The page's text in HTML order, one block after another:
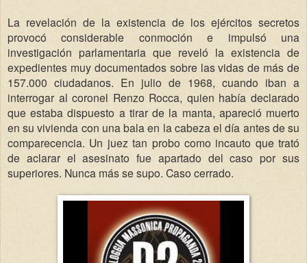
La revelación de la existencia de los ejércitos secretos
provocó considerable conmoción e impulsó una
investigación parlamentaria que reveló la existencia de
expedientes muy documentados sobre las vidas de más de
157.000 ciudadanos. En julio de 1968, cuando iban a
interrogar al coronel Renzo Rocca, quien había declarado
que estaba dispuesto a tirar de la manta, apareció muerto
en su vivienda con una bala en la cabezael día antes de su
comparecencia. Un juez tan probo como incauto que trató
de aclarar el asesinato fue apartado del caso por sus
superiores. Nunca más se supo. Caso cerrado.